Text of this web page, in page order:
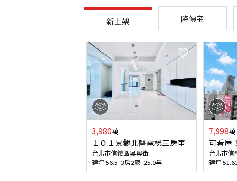
新上架 降價宅
3,980萬
１０１景觀北醫電梯三房車
台北市信義區吳興街
建坪56.5 3房2廳 25.0年
7,998萬
可看屋
台北市信
建坪51.63